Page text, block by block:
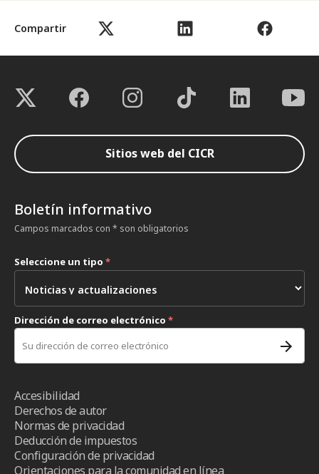
Compartir
Sitios web del CICR
Boletín informativo
Campos marcados con * son obligatorios
Seleccione un tipo *
Dirección de correo electrónico *
Accesibilidad
Derechos de autor
Normas de privacidad
Deducción de impuestos
Configuración de privacidad
Orientaciones para la comunidad en línea